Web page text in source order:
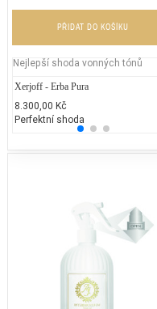
PŘIDAT DO KOŠÍKU
Nejlepší shoda vonných tónů
Xerjoff - Erba Pura
8.300,00 Kč
Perfektní shoda